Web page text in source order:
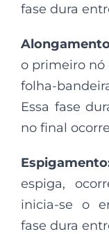
fase dura
o primeiro nó
folha-
Essa fase
no final
espiga,
inicia-se o
fase dura